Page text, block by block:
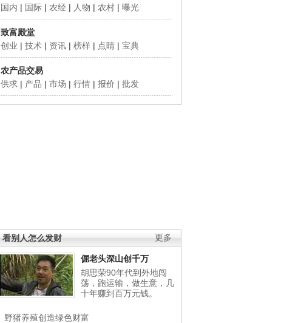
国内 | 国际 | 农经 | 人物 | 农村 | 曝光
致富殿堂
创业 | 技术 | 资讯 | 榜样 | 点睛 | 宝典
农产品交易
供求 | 产品 | 市场 | 行情 | 报价 | 批发
更多
看别人怎么发财
倔老头深山创千万
胡思荣90年代到外地闯
荡，跑运输，做生意，几
十年赚到百万元钱。
野猪养殖创造绿色财富